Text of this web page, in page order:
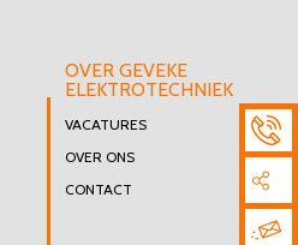
OVER GEVEKE
ELEKTROTECHNIEK
VACATURES
OVER ONS
CONTACT